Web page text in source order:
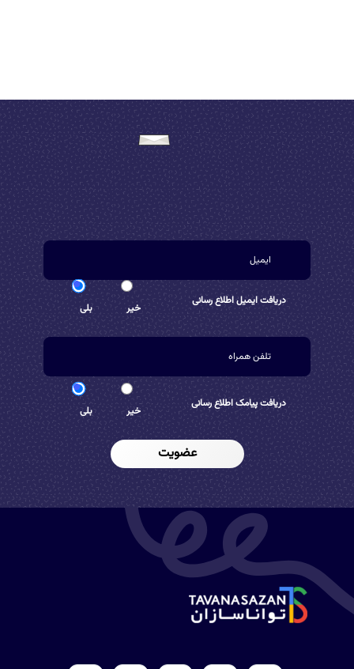
دریافت ایمیل اطلاع رسانی
خیر بلی
دریافت پیامک اطلاع رسانی
خیر بلی
عضویت